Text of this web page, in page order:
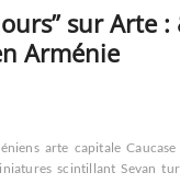
sur Arte :
Arménie
arte capitale Caucase
scintillant Sevan